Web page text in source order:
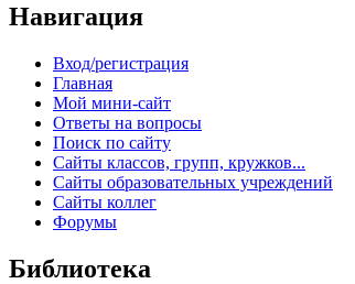
Навигация
Вход/регистрация
Главная
Мой мини-сайт
Ответы на вопросы
Поиск по сайту
Сайты классов, групп, кружков...
Сайты образовательных учреждений
Сайты коллег
Форумы
Библиотека